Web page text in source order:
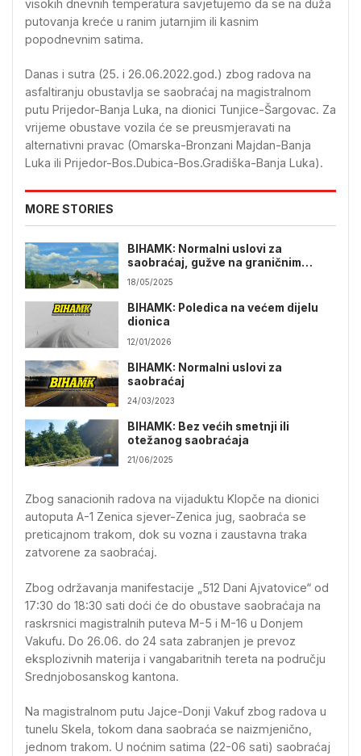
visokih dnevnih temperatura savjetujemo da se na duža
putovanja kreće u ranim jutarnjim ili kasnim
popodnevnim satima.
Danas i sutra (25. i 26.06.2022.god.) zbog radova na
asfaltiranju obustavlja se saobraćaj na magistralnom
putu Prijedor-Banja Luka, na dionici Tunjice-Šargovac. Za
vrijeme obustave vozila će se preusmjeravati na
alternativni pravac (Omarska-Bronzani Majdan-Banja
Luka ili Prijedor-Bos.Dubica-Bos.Gradiška-Banja Luka).
MORE STORIES
BIHAMK: Normalni uslovi za
saobraćaj, gužve na graničnim
prelazima
18/05/2025
BIHAMK: Poledica na većem dijelu
dionica
12/01/2026
BIHAMK: Normalni uslovi za
saobraćaj
24/03/2023
BIHAMK: Bez većih smetnji ili
otežanog saobraćaja
21/06/2025
Zbog sanacionih radova na vijaduktu Klopče na dionici
autoputa A-1 Zenica sjever-Zenica jug, saobraća se
preticajnom trakom, dok su vozna i zaustavna traka
zatvorene za saobraćaj.
Zbog održavanja manifestacije „512 Dani Ajvatovice“ od
17:30 do 18:30 sati doći će do obustave saobraćaja na
raskrsnici magistralnih puteva M-5 i M-16 u Donjem
Vakufu. Do 26.06. do 24 sata zabranjen je prevoz
eksplozivnih materija i vangabaritnih tereta na području
Srednjobosanskog kantona.
Na magistralnom putu Jajce-Donji Vakuf zbog radova u
tunelu Skela, tokom dana saobraća se naizmjenično,
jednom trakom. U noćnim satima (22-06 sati) saobraćaj